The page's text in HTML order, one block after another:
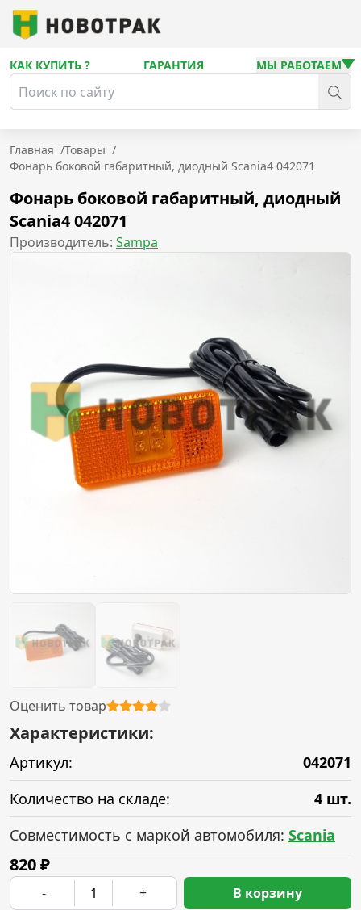
КАК КУПИТЬ ? ГАРАНТИЯ МЫ РАБОТАЕМ
Главная /Товары /
Фонарь боковой габаритный, диодный Scania4 042071
Фонарь боковой габаритный, диодный
Scania4 042071
Производитель: Sampa
Оценить товар
Характеристики:
Артикул:
042071
Количество на складе:
4 шт.
Совместимость с маркой автомобиля: Scania
820₽
- + В корзину